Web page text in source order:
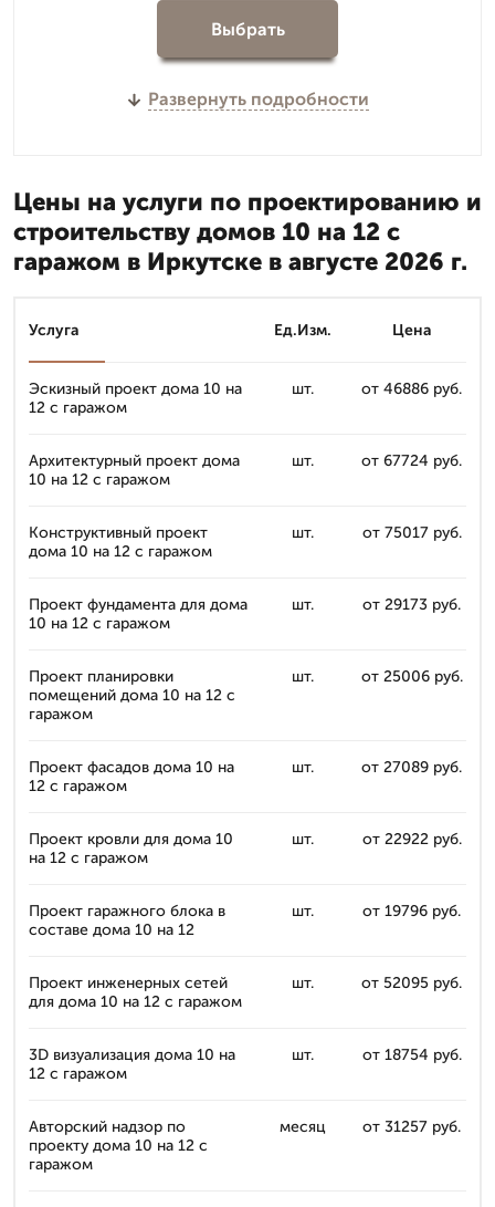
Выбрать
Развернуть подробности
Цены на услуги по проектированию и
строительству домов 10 на 12 с
гаражом в Иркутске в августе 2026 г.
Услуга Ед.Изм. Цена
Эскизный проект дома 10 на
12 с гаражом
шт. от 46886 руб.
Архитектурный проект дома
10 на 12 с гаражом
шт. от 67724 руб.
Конструктивный проект
дома 10 на 12 с гаражом
шт. от 75017 руб.
Проект фундамента для дома
10 на 12 с гаражом
шт. от 29173 руб.
Проект планировки
помещений дома 10 на 12 с
гаражом
шт. от 25006 руб.
Проект фасадов дома 10 на
12 с гаражом
шт. от 27089 руб.
Проект кровли для дома 10
на 12 с гаражом
шт. от 22922 руб.
Проект гаражного блока в
составе дома 10 на 12
шт. от 19796 руб.
Проект инженерных сетей
для дома 10 на 12 с гаражом
шт. от 52095 руб.
3D визуализация дома 10 на
12 с гаражом
шт. от 18754 руб.
Авторский надзор по
проекту дома 10 на 12 с
гаражом
месяц от 31257 руб.